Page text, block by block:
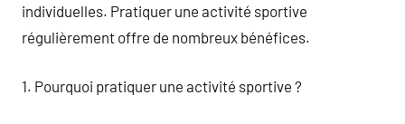
individuelles. Pratiquer une activité sportive
régulièrement offre de nombreux bénéfices.
1. Pourquoi pratiquer une activité sportive ?